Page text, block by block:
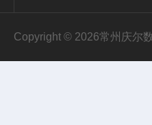
Copyright © 2026常州庆尔